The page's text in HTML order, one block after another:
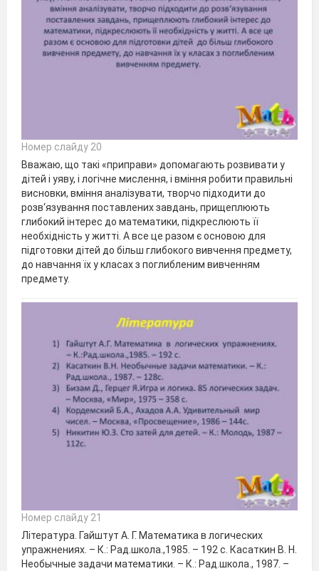
Номер слайду 20
Вважаю, що такі «приправи» допомагають розвивати у
дітей і уяву, і логічне мислення, і вміння робити правильні
висновки, вміння аналізувати, творчо підходити до
розв‘язування поставлених завдань, прищеплюють
глибокий інтерес до математики, підкреслюють її
необхідність у житті. А все це разом є основою для
підготовки дітей до більш глибокого вивчення предмету,
до навчання їх у класах з поглибленим вивченням
предмету.
Номер слайду 21
Література. Гайштут А. Г. Математика в логических
упражнениях. – К.: Рад.школа.,1985. – 192 с. Касаткин В. Н.
Необычные задачи математики. – К.: Рад.школа., 1987. –